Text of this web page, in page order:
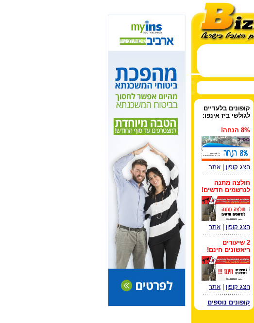
קופונים בלעדיים
לגולשי ביז אינפו:
8% הנחה!
הצג קופון אתר
חולצה מתנה
לנרשמים חדשים!
הצג קופון אתר
2 שיעורים
ריאשונים חינם!
הצג קופון אתר
קופונים נוספים